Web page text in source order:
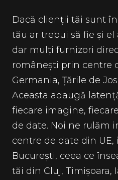
Dacă clienții tăi sunt în
tău ar trebui să fie și el
dar mulți furnizori
românești prin centre
Germania, Țările de
Aceasta adaugă
fiecare imagine,
de date. Noi ne rulăm
centre de date din UE,
București, ceea ce
tăi din Cluj, Timișoara,